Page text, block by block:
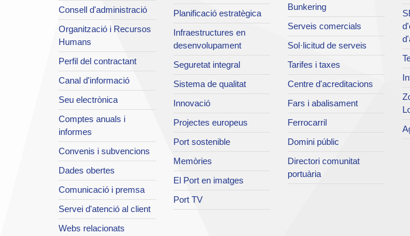
Consell d'administració
Organització i Recursos
Humans
Perfil del contractant
Canal d'informació
Seu electrònica
Comptes anuals i
informes
Convenis i subvencions
Dades obertes
Comunicació i premsa
Servei d'atenció al client
Webs relacionats
Planificació estratègica
Infraestructures en
desenvolupament
Seguretat integral
Sistema de qualitat
Innovació
Projectes europeus
Port sostenible
Memòries
El Port en imatges
Port TV
Bunkering
Serveis comercials
Sol·licitud de serveis
Tarifes i taxes
Centre d'acreditacions
Fars i abalisament
Ferrocarril
Domini públic
Directori comunitat
portuària